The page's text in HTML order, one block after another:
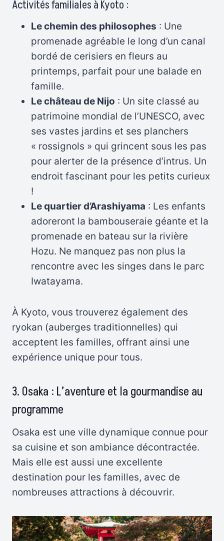
Activités familiales à Kyoto :
Le chemin des philosophes : Une
promenade agréable le long d’un canal
bordé de cerisiers en fleurs au
printemps, parfait pour une balade en
famille.
Le château de Nijo : Un site classé au
patrimoine mondial de l’UNESCO, avec
ses vastes jardins et ses planchers
« rossignols » qui grincent sous les pas
pour alerter de la présence d’intrus. Un
endroit fascinant pour les petits curieux
!
Le quartier d’Arashiyama : Les enfants
adoreront la bambouseraie géante et la
promenade en bateau sur la rivière
Hozu. Ne manquez pas non plus la
rencontre avec les singes dans le parc
Iwatayama.
À Kyoto, vous trouverez également des
ryokan (auberges traditionnelles) qui
acceptent les familles, offrant ainsi une
expérience unique pour tous.
3. Osaka : L’aventure et la gourmandise au
programme
Osaka est une ville dynamique connue pour
sa cuisine et son ambiance décontractée.
Mais elle est aussi une excellente
destination pour les familles, avec de
nombreuses attractions à découvrir.